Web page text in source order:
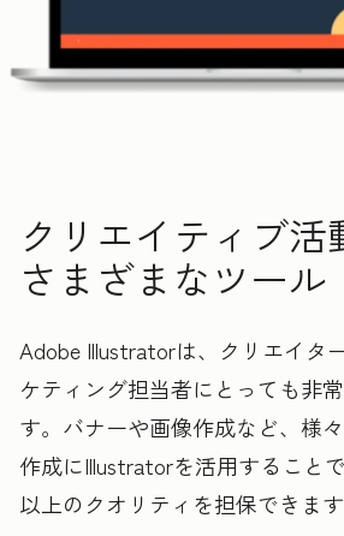
クリエイティブ活
さまざまなツール
Adobe Illustratorは、クリエイタ
ケティング担当者にとっても非
す。バナーや画像作成など、様
作成にIllustratorを活用すること
以上のクオリティを担保できます